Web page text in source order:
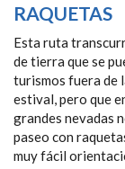
RAQUETAS
Esta ruta
de tierra que se
turismos fuera de
estival, pero que
grandes nevadas
paseo con
muy fácil